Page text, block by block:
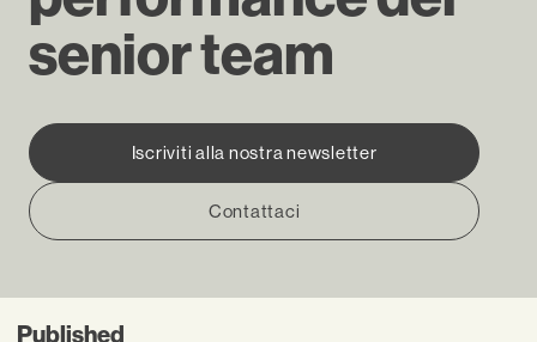
senior team
Iscriviti alla nostra newsletter
Contattaci
Published